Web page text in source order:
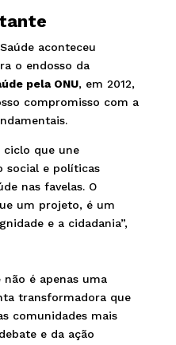
aconteceu
o endosso da
pela ONU, em 2012,
compromisso com a
ciclo que une
social e políticas
nas favelas. O
um projeto, é um
e a cidadania”,
não é apenas uma
transformadora que
comunidades mais
e da ação